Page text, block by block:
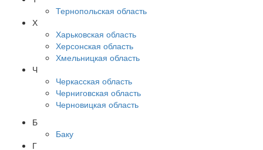
Тернопольская область
Х
Харьковская область
Херсонская область
Хмельницкая область
Ч
Черкасская область
Черниговская область
Черновицкая область
Б
Баку
Г